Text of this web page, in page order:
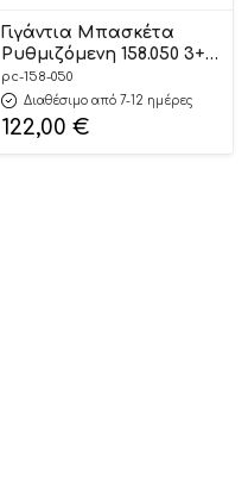
Γιγάντια Μπασκέτα
Ρυθμιζόμενη 158.050 3+,
Playcity
pc-158-050
Διαθέσιμο από 7-12 ημέρες
122,00 €